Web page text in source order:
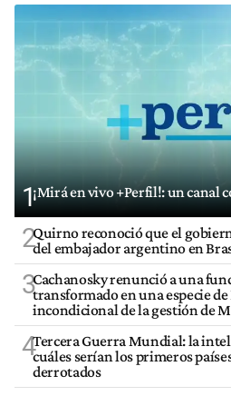
1¡Mirá en vivo +Perfil!: un canal
2Quirno reconoció que el
del embajador argentino en
3Cachanosky renunció a una
transformado en una especie
incondicional de la gestión de
4Tercera Guerra Mundial: la
cuáles serían los primeros
derrotados